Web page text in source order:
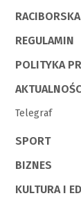
REGULAMIN
POLITYKA
Telegraf
SPORT
BIZNES
KULTURA I